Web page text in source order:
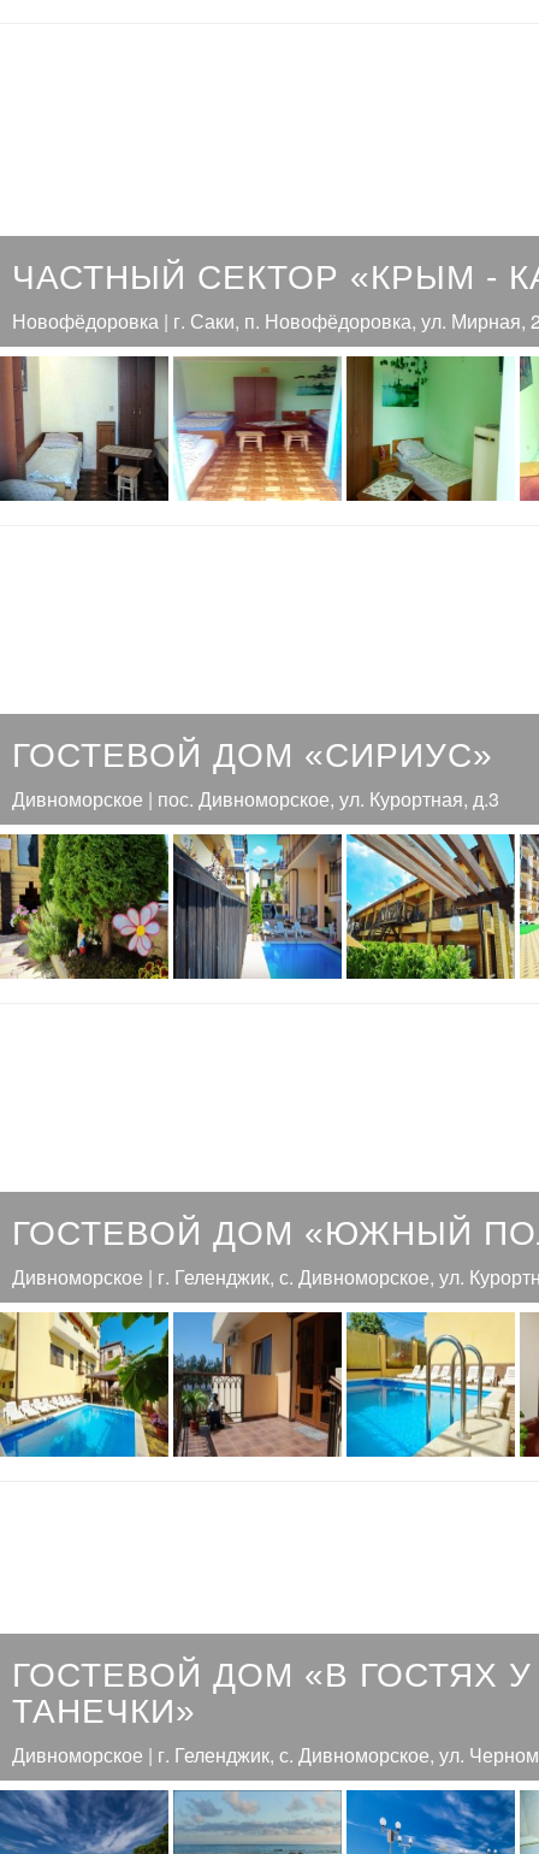
ЧАСТНЫЙ СЕКТОР «КРЫМ -
Новофёдоровка | г. Саки, п. Новофёдоровка, ул. Мирная,
ГОСТЕВОЙ ДОМ «СИРИУС»
Дивноморское | пос. Дивноморское, ул. Курортная, д.3
ГОСТЕВОЙ ДОМ «ЮЖНЫЙ
Дивноморское | г. Геленджик, с. Дивноморское, ул.
ГОСТЕВОЙ ДОМ «В ГОСТЯХ У
ТАНЕЧКИ»
Дивноморское | г. Геленджик, с. Дивноморское, ул.